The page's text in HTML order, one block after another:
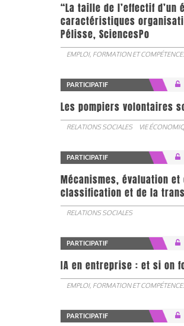
“La taille de l’effectif
caractéristiques
Pélisse, SciencesPo
EMPLOI, FORMATION ET
PARTICIPATIF
Les pompiers volontaires
RELATIONS SOCIALES VIE
PARTICIPATIF
Mécanismes, évaluation
classification et de la
RELATIONS SOCIALES
PARTICIPATIF
IA en entreprise : et si on
EMPLOI, FORMATION ET
PARTICIPATIF